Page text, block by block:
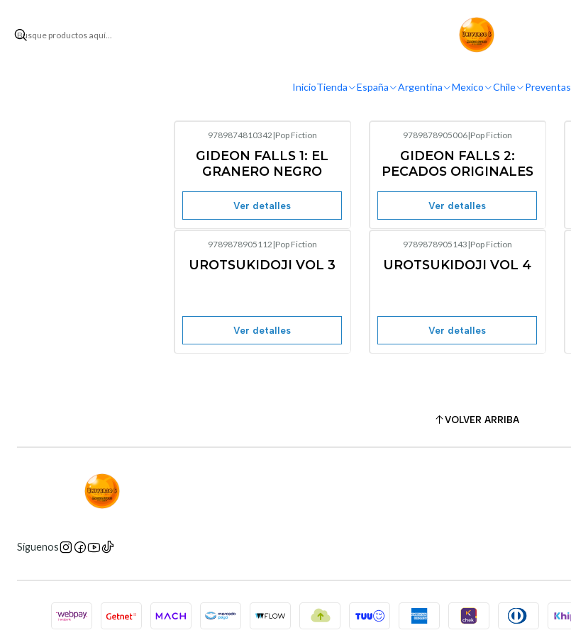
InicioTienda España Argentina Mexico Chile Preventas
Agotado
9789874810342 |Pop Fiction
GIDEON FALLS 1: EL
GRANERO NEGRO
Ver detalles
Agotado
9789878905006|Pop Fiction
GIDEON FALLS 2:
PECADOS ORIGINALES
Ver detalles
Agotado
9789878905112 |Pop Fiction
UROTSUKIDOJI VOL 3
Ver detalles
Agotado
9789878905143 |Pop Fiction
UROTSUKIDOJI VOL 4
Ver detalles
VOLVER ARRIBA
Síguenos